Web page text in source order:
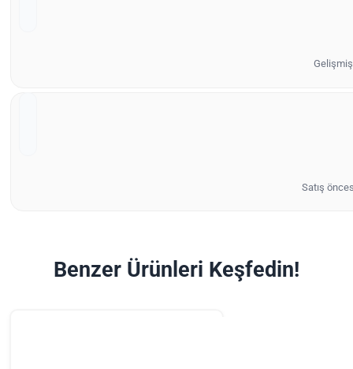
Gelişmiş
Satış
Benzer Ürünleri Keşfedin!